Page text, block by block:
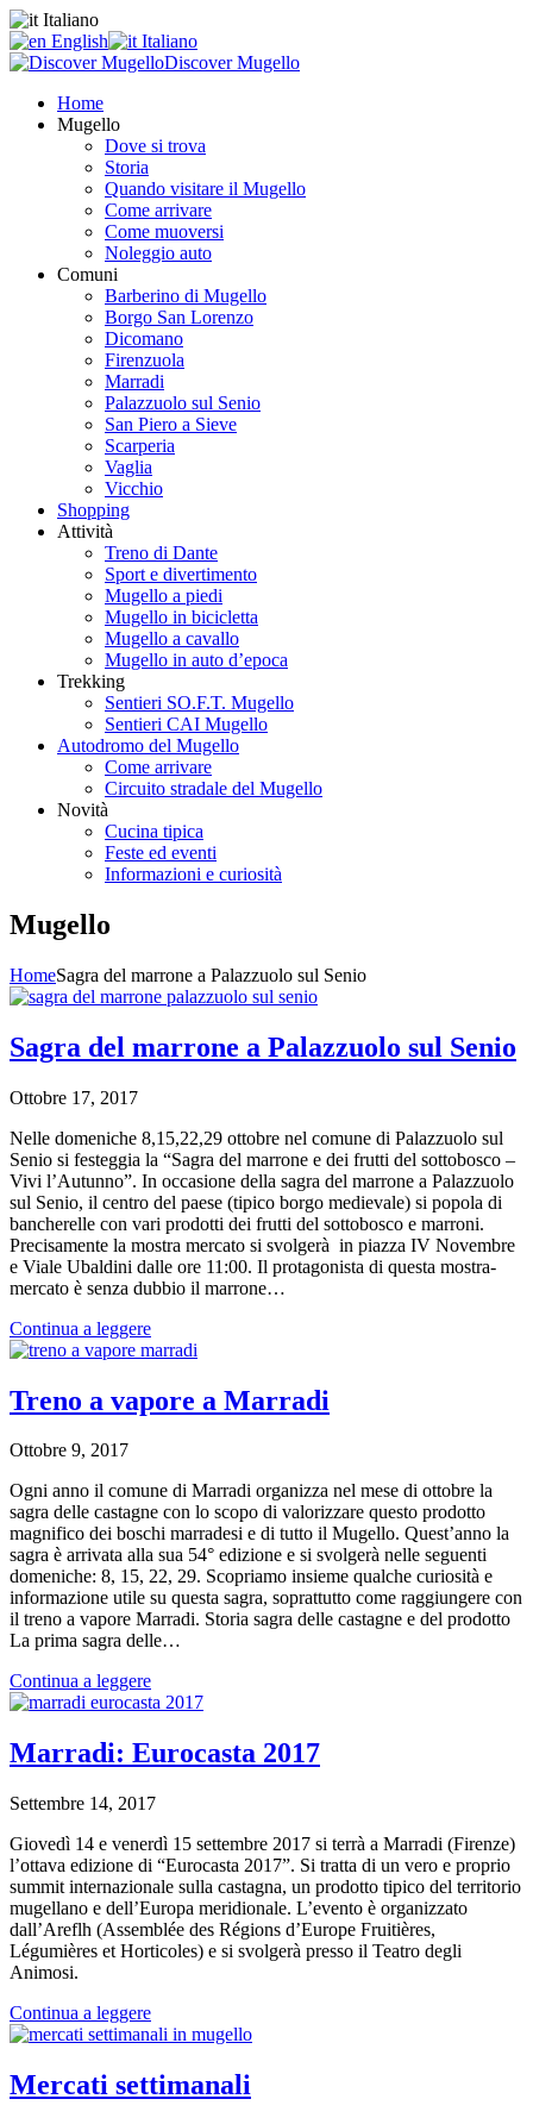
Italiano
English
Italiano
Discover Mugello
Home
Mugello
Dove si trova
Storia
Quando visitare il Mugello
Come arrivare
Come muoversi
Noleggio auto
Comuni
Barberino di Mugello
Borgo San Lorenzo
Dicomano
Firenzuola
Marradi
Palazzuolo sul Senio
San Piero a Sieve
Scarperia
Vaglia
Vicchio
Shopping
Attività
Treno di Dante
Sport e divertimento
Mugello a piedi
Mugello in bicicletta
Mugello a cavallo
Mugello in auto d’epoca
Trekking
Sentieri SO.F.T. Mugello
Sentieri CAI Mugello
Autodromo del Mugello
Come arrivare
Circuito stradale del Mugello
Novità
Cucina tipica
Feste ed eventi
Informazioni e curiosità
Mugello
HomeSagra del marrone a Palazzuolo sul Senio
Sagra del marrone a Palazzuolo sul Senio
Ottobre 17, 2017
Nelle domeniche 8,15,22,29 ottobre nel comune di Palazzuolo sul
Senio si festeggia la “Sagra del marrone e dei frutti del sottobosco –
Vivi l’Autunno”. In occasione della sagra del marrone a Palazzuolo
sul Senio, il centro del paese (tipico borgo medievale) si popola di
bancherelle con vari prodotti dei frutti del sottobosco e marroni.
Precisamente la mostra mercato si svolgerà in piazza IV Novembre
e Viale Ubaldini dalle ore 11:00. Il protagonista di questa mostra-
mercato è senza dubbio il marrone…
Continua a leggere
Treno a vapore a Marradi
Ottobre 9, 2017
Ogni anno il comune di Marradi organizza nel mese di ottobre la
sagra delle castagne con lo scopo di valorizzare questo prodotto
magnifico dei boschi marradesi e di tutto il Mugello. Quest’anno la
sagra è arrivata alla sua 54° edizione e si svolgerà nelle seguenti
domeniche: 8, 15, 22, 29. Scopriamo insieme qualche curiosità e
informazione utile su questa sagra, soprattutto come raggiungere con
il treno a vapore Marradi. Storia sagra delle castagne e del prodotto
La prima sagra delle…
Continua a leggere
Marradi: Eurocasta 2017
Settembre 14, 2017
Giovedì 14 e venerdì 15 settembre 2017 si terrà a Marradi (Firenze)
l’ottava edizione di “Eurocasta 2017”. Si tratta di un vero e proprio
summit internazionale sulla castagna, un prodotto tipico del territorio
mugellano e dell’Europa meridionale. L’evento è organizzato
dall’Areflh (Assemblée des Régions d’Europe Fruitières,
Légumières et Horticoles) e si svolgerà presso il Teatro degli
Animosi.
Continua a leggere
Mercati settimanali